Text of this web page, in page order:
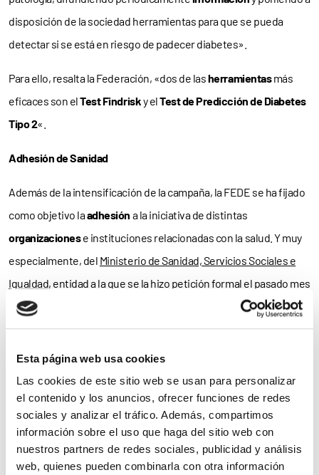
Esta página web usa cookies
Las cookies de este sitio web se usan para personalizar
el contenido y los anuncios, ofrecer funciones de redes
sociales y analizar el tráfico. Además, compartimos
información sobre el uso que haga del sitio web con
nuestros partners de redes sociales, publicidad y análisis
web, quienes pueden combinarla con otra información
disposición de la sociedad herramientas para que se pueda
detectar si se está en riesgo de padecer diabetes».
Para ello, resalta la Federación, «dos de lasherramientasmás
eficaces son elTest Findrisky elTest de Predicción de Diabetes
Tipo 2«.
Adhesión de Sanidad
Además de la intensificación de la campaña, la FEDE se ha fijado
como objetivo laadhesión a la iniciativa de distintas
organizacionese instituciones relacionadas con la salud. Y muy
especialmente, del Ministerio de Sanidad, Servicios Sociales e
Igualdad, entidad a la que se la hizo petición formal el pasado mes
dejunio de 2012
y de la que la Federación espera respuesta
favorable.
Ángel Cabrera, presidente de FEDE, señala que «no dudamos
que finalmente podamos contar con su apoyo debido a la
envergadura y desafío
de esta empresa; y es que, con un
diagnóstico precozde una diabetes tipo 2, se puede evitar que
se desarrollencomplicaciones de salud derivadas de un mal